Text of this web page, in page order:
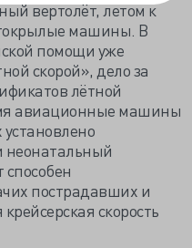
вертолёт, летом к
машины. В
помощи уже
скорой», дело за
лётной
авиационные машины
неонатальный
пострадавших и
скорость